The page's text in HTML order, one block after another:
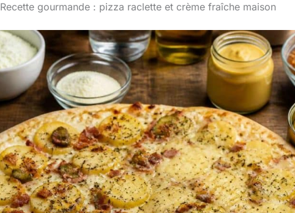
Recette gourmande : pizza raclette et crème fraîche maison